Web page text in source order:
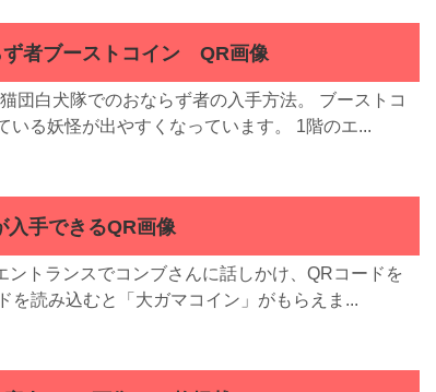
者ブーストコイン QR画像
団白犬隊でのおならず者の入手方法。 ブーストコ
いる妖怪が出やすくなっています。 1階のエ...
入手できるQR画像
ントランスでコンブさんに話しかけ、QRコードを
を読み込むと「大ガマコイン」がもらえま...